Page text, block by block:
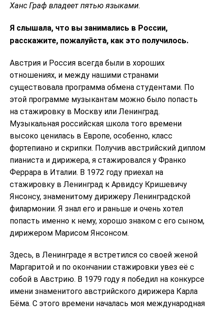
Ханс Граф владеет пятью языками.
Я слышала, что вы занимались в России,
расскажите, пожалуйста, как это получилось.
Австрия и Россия всегда были в хороших
отношениях, и между нашими странами
существовала программа обмена студентами. По
этой программе музыкантам можно было попасть
на стажировку в Москву или Ленинград.
Музыкальная российская школа того времени
высоко ценилась в Европе, особенно, класс
фортепиано и скрипки. Получив австрийский диплом
пианиста и дирижера, я стажировался у Франко
Феррара в Италии. В 1972 году приехал на
стажировку в Ленинград к Арвидсу Кришевичу
Янсонсу, знаменитому дирижеру Ленинградской
филармонии. Я знал его и раньше и очень хотел
попасть именно к нему, хорошо знаком с его сыном,
дирижером Марисом Янсонсом.
Здесь, в Ленинграде я встретился со своей женой
Маргаритой и по окончании стажировки увез её с
собой в Австрию. В 1979 году я победил на конкурсе
имени знаменитого австрийского дирижера Карла
Бёма. С этого времени началась моя международная